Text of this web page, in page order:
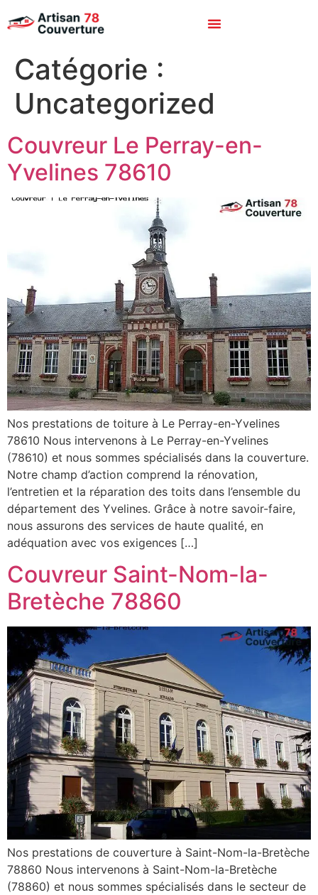
Catégorie :
Uncategorized
Couvreur Le Perray-en-
Yvelines 78610
Nos prestations de toiture à Le Perray-en-Yvelines
78610 Nous intervenons à Le Perray-en-Yvelines
(78610) et nous sommes spécialisés dans la couverture.
Notre champ d’action comprend la rénovation,
l’entretien et la réparation des toits dans l’ensemble du
département des Yvelines. Grâce à notre savoir-faire,
nous assurons des services de haute qualité, en
adéquation avec vos exigences […]
Couvreur Saint-Nom-la-
Bretèche 78860
Nos prestations de couverture à Saint-Nom-la-Bretèche
78860 Nous intervenons à Saint-Nom-la-Bretèche
(78860) et nous sommes spécialisés dans le secteur de